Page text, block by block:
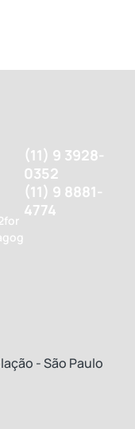
(11) 9 3928-
0352
(11) 9 8881-
4774
- São Paulo